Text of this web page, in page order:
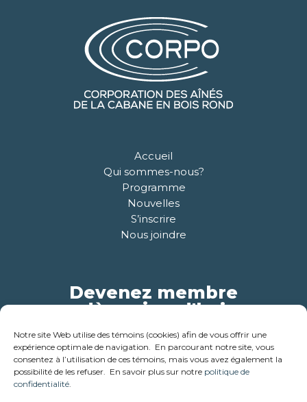
Notre site Web utilise des témoins (cookies) afin de vous offrir une
expérience optimale de navigation. En parcourant notre site, vous
consentez à l’utilisation de ces témoins, mais vous avez également la
possibilité de les refuser. En savoir plus sur notre politique de
confidentialité.
Accueil
Qui sommes-nous?
Programme
Nouvelles
S’inscrire
Nous joindre
Devenez membre
dès aujourd'hui
Pour plus d'informations